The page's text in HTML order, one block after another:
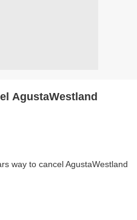
AgustaWestland